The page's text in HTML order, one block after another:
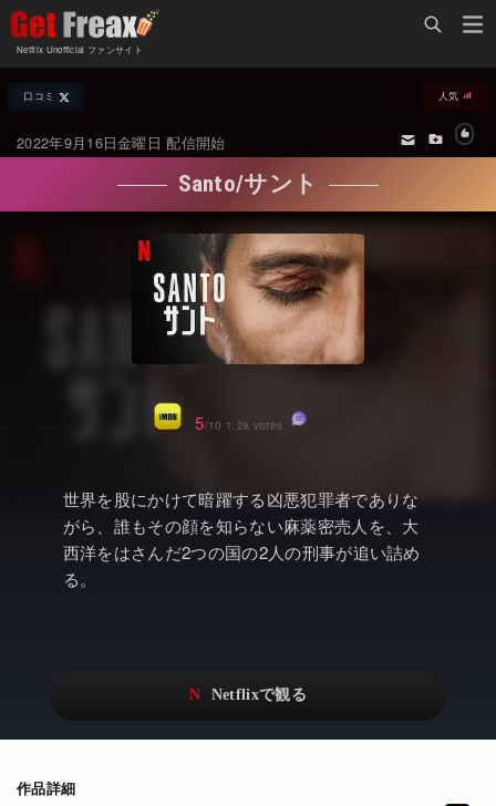
Netflix Unofficial ファンサイト
Netflix新着作品
オールジャンル
海外ドラマ・シリーズ
海外映画
国内TV番組・ドラマ
国内映画
アニメ
ドキュメンタリー
日本語吹替対応作品
その他の国のTV番組
配信終了予定の作品
海外ドラマ・ラインナップ
Netflix 人気ランキング
Netflix 全作品ラインナップ
Netflix配信作品カスタム検索
トレンド
Netflix・VOD総合News
Watchlistへ
Netflix 吹替版作品
Netflix 高い評価の海外作品
口コミ 人気
2022年9月16日金曜日 配信開始
Santo/サント
世界を股にかけて暗躍する凶悪犯罪者でありな
がら、誰もその顔を知らない麻薬密売人を、大
西洋をはさんだ2つの国の2人の刑事が追い詰め
る。
作品詳細
5/10 1.2k votes